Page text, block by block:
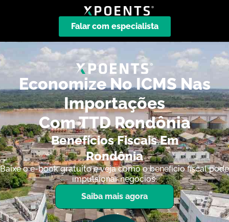
Falar com especialista
Economize No ICMS Nas
Importações
Com TTD Rondônia
Benefícios Fiscais Em
Rondônia
Baixe o e-book gratuito e veja como o benefício fiscal pode
impulsionar negócios.
Saiba mais agora